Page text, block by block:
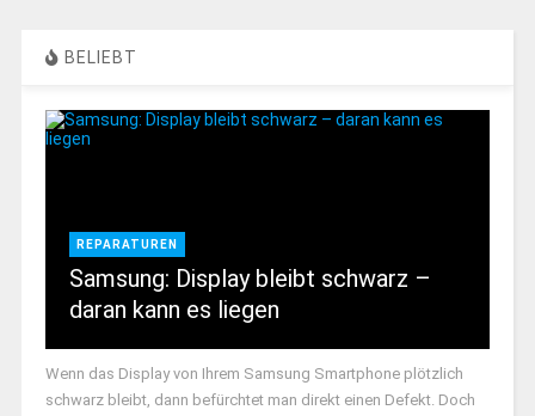
BELIEBT
REPARATUREN
Samsung: Display bleibt schwarz –
daran kann es liegen
Wenn das Display von Ihrem Samsung Smartphone plötzlich
schwarz bleibt, dann befürchtet man direkt einen Defekt. Doch